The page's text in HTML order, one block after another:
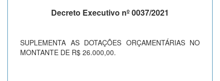
Decreto Executivo nº 0037/2021
SUPLEMENTA AS DOTAÇÕES ORÇAMENTÁRIAS NO
MONTANTE DE R$ 26.000,00.